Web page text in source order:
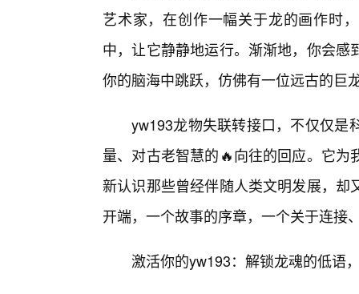
艺术家，在创作一幅关于龙的画作时
中，让它静静地运行。渐渐地，你会
你的脑海中跳跃，仿佛有一位远古的巨
yw193龙物失联转接口，不仅仅是
量、对古老智慧的🔥向往的回应。它
新认识那些曾经伴随人类文明发展，
开端，一个故事的序章，一个关于连接
激活你的yw193：解锁龙魂的低语